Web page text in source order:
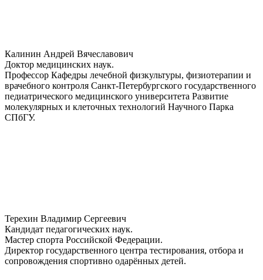
Калинин Андрей Вячеславович
Доктор медицинских наук.
Профессор Кафедры лечебной физкультуры, физиотерапии и
врачебного контроля Санкт-Петербургского государственного
педиатрического медицинского университета Развитие
молекулярных и клеточных технологий Научного Парка
СПбГУ.
Терехин Владимир Сергеевич
Кандидат педагогических наук.
Мастер спорта Российской Федерации.
Директор государственного центра тестирования, отбора и
сопровождения спортивно одарённых детей.